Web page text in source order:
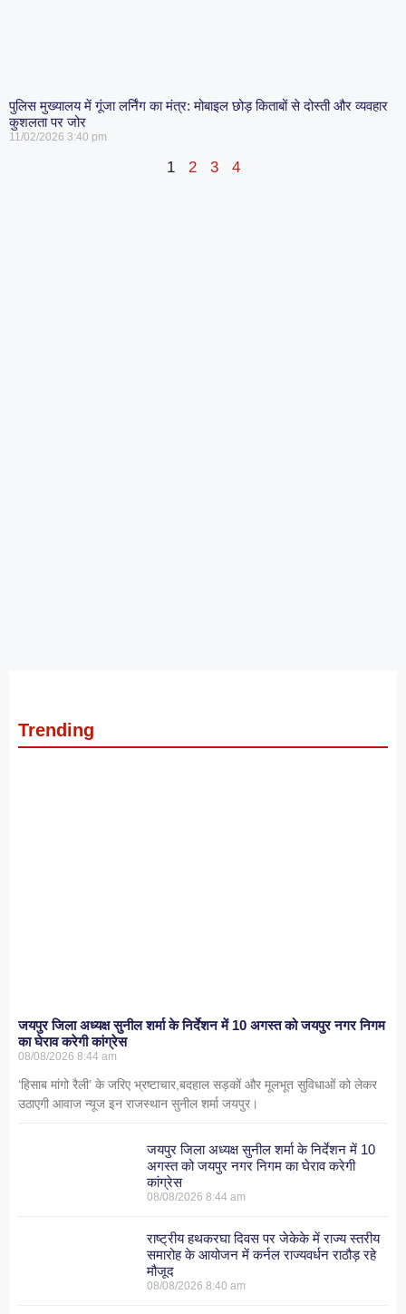
पुलिस मुख्यालय में गूंजा लर्निंग का मंत्र: मोबाइल छोड़ किताबों से दोस्ती और व्यवहार
कुशलता पर जोर
11/02/2026 3:40 pm
1 2 3 4
Trending
जयपुर जिला अध्यक्ष सुनील शर्मा के निर्देशन में 10 अगस्त को जयपुर नगर निगम
का घेराव करेगी कांग्रेस
08/08/2026 8:44 am
‘हिसाब मांगो रैली’ के जरिए भ्रष्टाचार,बदहाल सड़कों और मूलभूत सुविधाओं को लेकर
उठाएगी आवाज न्यूज इन राजस्थान सुनील शर्मा जयपुर।
जयपुर जिला अध्यक्ष सुनील शर्मा के निर्देशन में 10
अगस्त को जयपुर नगर निगम का घेराव करेगी
कांग्रेस
08/08/20268:44 am
राष्ट्रीय हथकरघा दिवस पर जेकेके में राज्य स्तरीय
समारोह के आयोजन में कर्नल राज्यवर्धन राठौड़ रहे
मौजूद
08/08/20268:40 am